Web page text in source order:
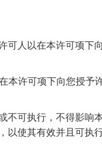
人以在本许可项下
本许可项下向您授予
不可执行，不得影响
以使其有效并且可执